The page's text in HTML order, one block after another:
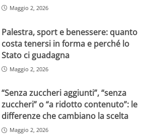
Maggio 2, 2026
Palestra, sport e benessere: quanto
costa tenersi in forma e perché lo
Stato ci guadagna
Maggio 2, 2026
“Senza zuccheri aggiunti”, “senza
zuccheri” o “a ridotto contenuto”: le
differenze che cambiano la scelta
Maggio 2, 2026